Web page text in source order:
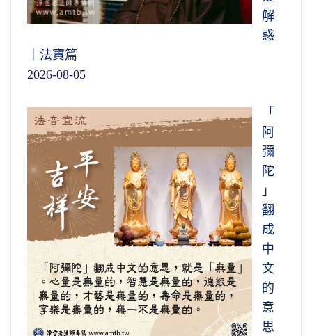
解
惑
｜法寶篇
2026-08-05
「
阿
彌
陀
」
翻
成
中
文
的
意
思